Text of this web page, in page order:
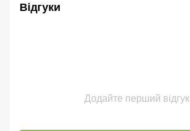
Відгуки
Додайте перший відгук